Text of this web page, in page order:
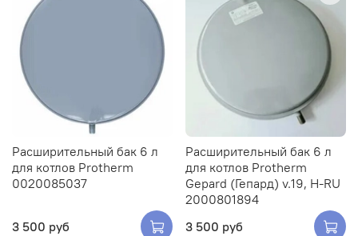
Расширительный бак 6 л
для котлов Protherm
0020085037
3 500 руб
Расширительный бак 6 л
для котлов Protherm
Gepard (Гепард) v.19, H-RU
2000801894
3 500 руб